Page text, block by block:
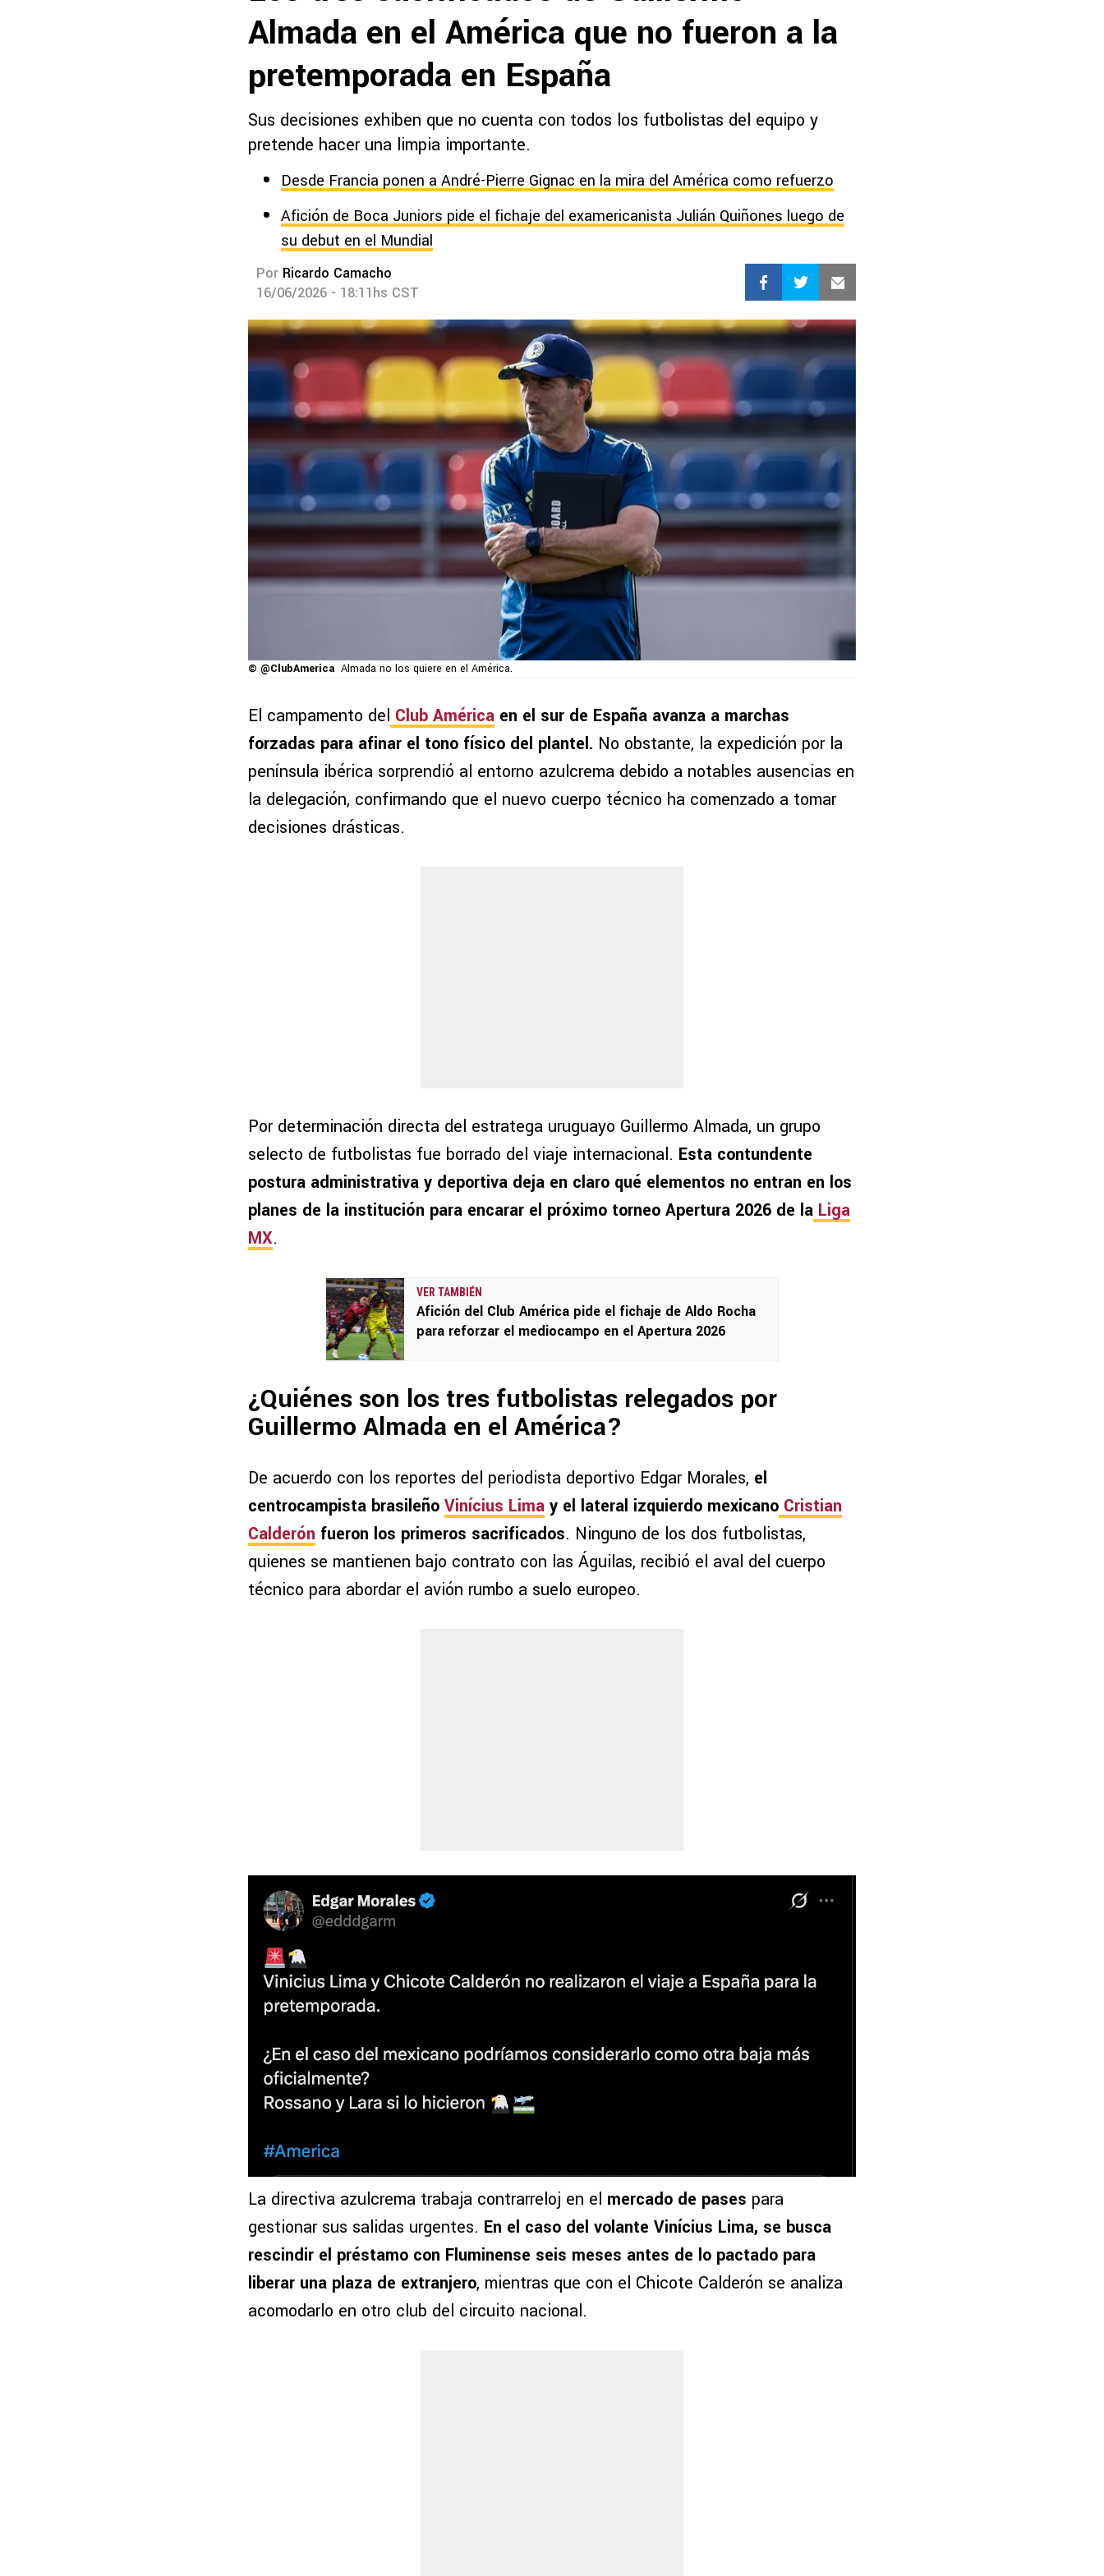
Almada en el América que no fueron a la
pretemporada en España
Sus decisiones exhiben que no cuenta con todos los futbolistas del equipo y
pretende hacer una limpia importante.
Desde Francia ponen a André-Pierre Gignac en la mira del América como refuerzo
Afición de Boca Juniors pide el fichaje del examericanista Julián Quiñones luego de
su debut en el Mundial
Por Ricardo Camacho
16/06/2026 - 18:11hs CST
© @ClubAmerica Almada no los quiere en el América.
El campamento del Club América en el sur de España avanza a marchas
forzadas para afinar el tono físico del plantel. No obstante, la expedición por la
península ibérica sorprendió al entorno azulcrema debido a notables ausencias en
la delegación, confirmando que el nuevo cuerpo técnico ha comenzado a tomar
decisiones drásticas.
Por determinación directa del estratega uruguayo Guillermo Almada, un grupo
selecto de futbolistas fue borrado del viaje internacional. Esta contundente
postura administrativa y deportiva deja en claro qué elementos no entran en los
planes de la institución para encarar el próximo torneo Apertura 2026 de la Liga
MX.
VER TAMBIÉN
Afición del Club América pide el fichaje de Aldo Rocha
para reforzar el mediocampo en el Apertura 2026
¿Quiénes son los tres futbolistas relegados por
Guillermo Almada en el América?
De acuerdo con los reportes del periodista deportivo Edgar Morales, el
centrocampista brasileño Vinícius Lima y el lateral izquierdo mexicano Cristian
Calderón fueron los primeros sacrificados. Ninguno de los dos futbolistas,
quienes se mantienen bajo contrato con las Águilas, recibió el aval del cuerpo
técnico para abordar el avión rumbo a suelo europeo.
La directiva azulcrema trabaja contrarreloj en el mercado de pases para
gestionar sus salidas urgentes. En el caso del volante Vinícius Lima, se busca
rescindir el préstamo con Fluminense seis meses antes de lo pactado para
liberar una plaza de extranjero, mientras que con el Chicote Calderón se analiza
acomodarlo en otro club del circuito nacional.